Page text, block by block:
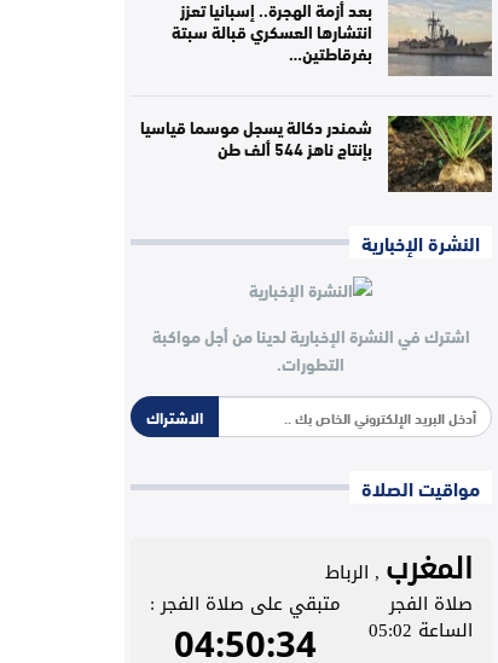
بعد أزمة الهجرة.. إسبانيا تعزز
انتشارها العسكري قبالة سبتة
بفرقاطتين…
شمندر دكالة يسجل موسما قياسيا
بإنتاج ناهز 544 ألف طن
النشرة الإخبارية
اشترك في النشرة الإخبارية لدينا من أجل مواكبة
التطورات.
الاشتراك
مواقيت الصلاة